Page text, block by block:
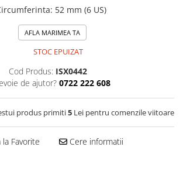
: 52 mm (6 US)
AFLA MARIMEA TA
STOC EPUIZAT
Cod Produs: ISX0442
de ajutor? 0722 222 608
produs primiti5 Lei pentru comenzile viitoare
Favorite Cere informatii